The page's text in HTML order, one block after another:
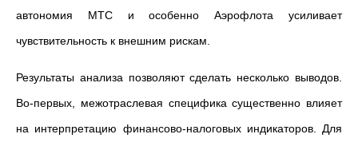
автономия МТС и особенно Аэрофлота усиливает
чувствительность к внешним рискам.
Результаты анализа позволяют сделать несколько выводов.
Во-первых, межотраслевая специфика существенно влияет
на интерпретацию финансово-налоговых индикаторов. Для